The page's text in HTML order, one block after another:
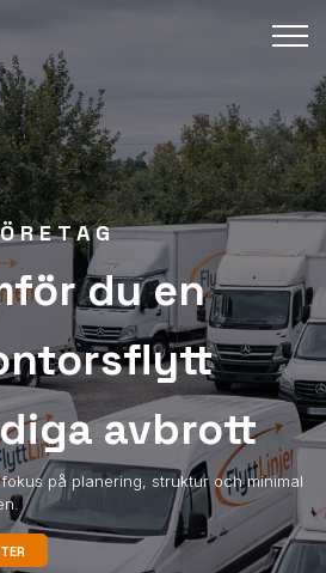
du en
avbrott
på planering, struktur och minimal